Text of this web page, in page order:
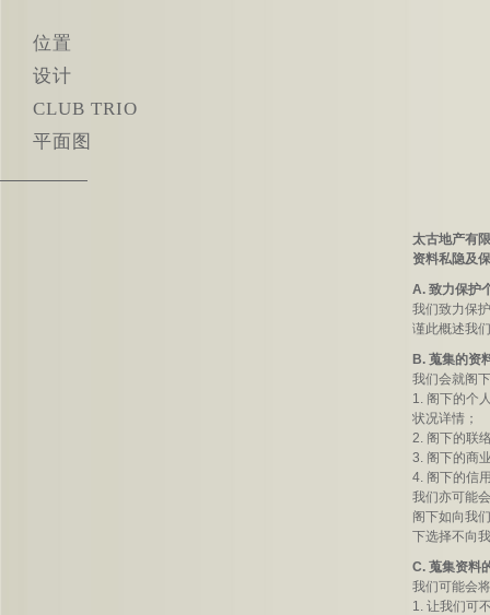
位置
设计
CLUB TRIO
平面图
太古地产有
资料私隐及
A. 致力保护
我们致力保
谨此概述我
B. 蒐集的资
我们会就阁
1. 阁下的个
状况详情；
2. 阁下的联
3. 阁下的商
4. 阁下的信
我们亦可能
阁下如向我
下选择不向
C. 蒐集资料
我们可能会
1. 让我们可